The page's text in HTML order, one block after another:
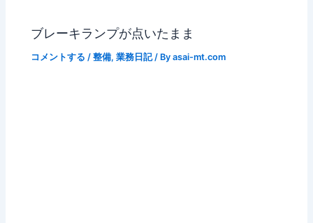
ブレーキランプが点いたまま
コメントする /整備,業務日記/ Byasai-mt.com